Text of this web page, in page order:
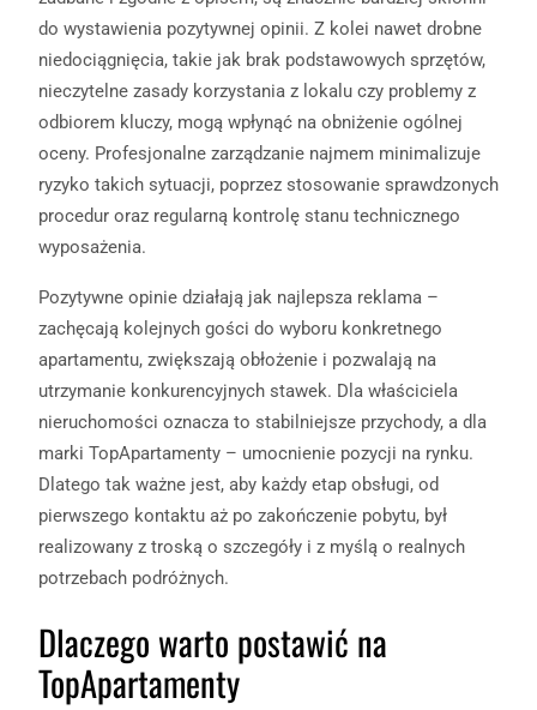
do wystawienia pozytywnej opinii. Z kolei nawet drobne
niedociągnięcia, takie jak brak podstawowych sprzętów,
nieczytelne zasady korzystania z lokalu czy problemy z
odbiorem kluczy, mogą wpłynąć na obniżenie ogólnej
oceny. Profesjonalne zarządzanie najmem minimalizuje
ryzyko takich sytuacji, poprzez stosowanie sprawdzonych
procedur oraz regularną kontrolę stanu technicznego
wyposażenia.
Pozytywne opinie działają jak najlepsza reklama –
zachęcają kolejnych gości do wyboru konkretnego
apartamentu, zwiększają obłożenie i pozwalają na
utrzymanie konkurencyjnych stawek. Dla właściciela
nieruchomości oznacza to stabilniejsze przychody, a dla
marki TopApartamenty – umocnienie pozycji na rynku.
Dlatego tak ważne jest, aby każdy etap obsługi, od
pierwszego kontaktu aż po zakończenie pobytu, był
realizowany z troską o szczegóły i z myślą o realnych
potrzebach podróżnych.
Dlaczego warto postawić na
TopApartamenty